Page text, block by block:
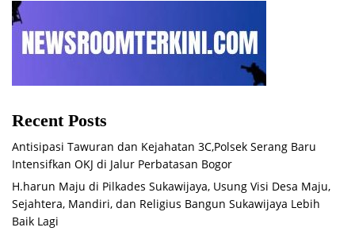
Recent Posts
Antisipasi Tawuran dan Kejahatan 3C,Polsek Serang Baru
Intensifkan OKJ di Jalur Perbatasan Bogor
H.harun Maju di Pilkades Sukawijaya, Usung Visi Desa Maju,
Sejahtera, Mandiri, dan Religius Bangun Sukawijaya Lebih
Baik Lagi